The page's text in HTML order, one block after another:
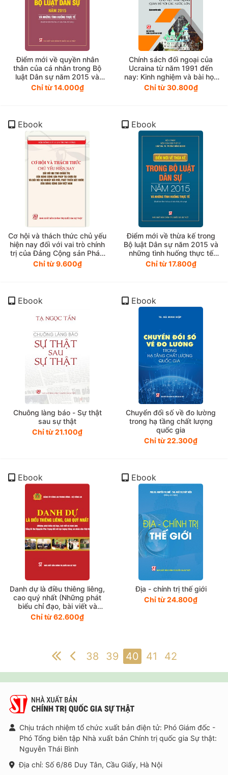
Điểm mới về quyền nhân
thân của cá nhân trong Bộ
luật Dân sự năm 2015 và
những tình huống thực tế
(Xuất bản lần thứ hai, có sữa
Chỉ từ 14.000₫
Chính sách đối ngoại của
Ucraina từ năm 1991 đến
nay: Kinh nghiệm và bài học
cho Việt Nam trong quan hệ
với các nước lớn (Sách
Chỉ từ 30.800₫
Ebook
Cơ hội và thách thức chủ yếu
hiện nay đối với vai trò chính
trị của Đảng Cộng sản Pháp
tại châu Âu và đối với sự
nghiệp đổi mới, phát triển
Chỉ từ 9.600₫
Ebook
Điểm mới về thừa kế trong
Bộ luật Dân sự năm 2015 và
những tình huống thực tế
(Xuất bản lần thứ ba, có sữa
chữa, bổ sung)
Chỉ từ 17.800₫
Ebook
Chuông làng báo - Sự thật
sau sự thật
Chỉ từ 21.100₫
Ebook
Chuyển đổi số về đo lường
trong hạ tầng chất lượng
quốc gia
Chỉ từ 22.300₫
Ebook
Danh dự là điều thiêng liêng,
cao quý nhất (Những phát
biểu chỉ đạo, bài viết và
những hình ảnh của Tổng Bí
thư Nguyễn Phú Trọng đối
Chỉ từ 62.600₫
Ebook
Địa - chính trị thế giới
Chỉ từ 24.800₫
38 39 40 41 42
Chịu trách nhiệm tổ chức xuất bản điện tử: Phó Giám đốc -
Phó Tổng biên tập Nhà xuất bản Chính trị quốc gia Sự thật:
Nguyễn Thái Bình
Địa chỉ: Số 6/86 Duy Tân, Cầu Giấy, Hà Nội